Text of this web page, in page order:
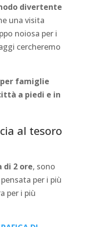
divertente
una visita
noiosa per i
cercheremo
famiglie
a piedi e in
al tesoro
di 2 ore, sono
per i più
per i più